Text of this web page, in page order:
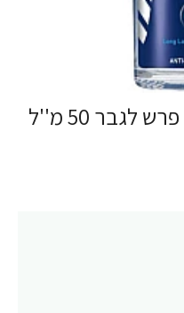
ניוואה דאודורנט רול און פרש לגבר 50 מ''ל